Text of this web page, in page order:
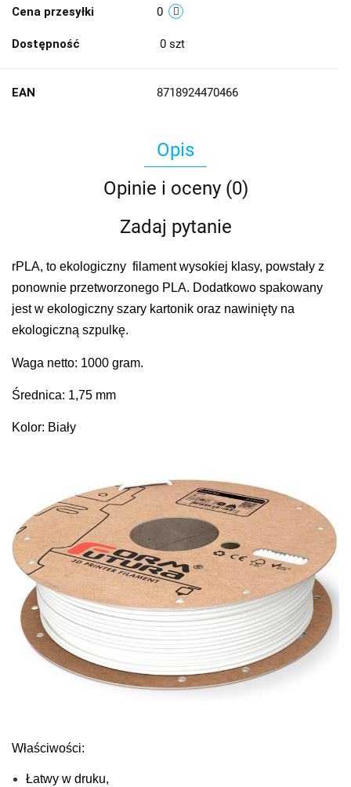
Cena przesyłki 0
Dostępność 0 szt
EAN 8718924470466
Opis
Opinie i oceny (0)
Zadaj pytanie
rPLA, to ekologiczny filament wysokiej klasy, powstały z
ponownie przetworzonego PLA. Dodatkowo spakowany
jest w ekologiczny szary kartonik oraz nawinięty na
ekologiczną szpulkę.
Waga netto: 1000 gram.
Średnica: 1,75 mm
Kolor: Biały
Właściwości:
Łatwy w druku,